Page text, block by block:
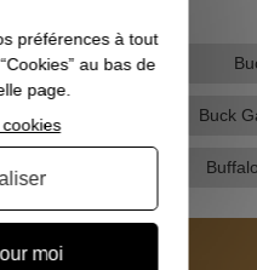
Blaser
Boyer
Buck
préférences à tout
au bas de
page.
moi